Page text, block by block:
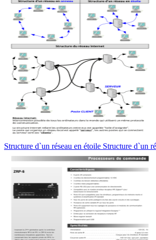
Structure d`un réseau en étoile Structure d`un